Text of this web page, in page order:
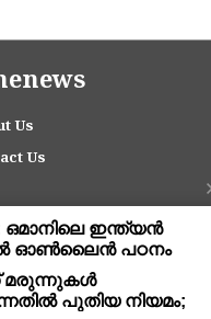
ആശ്വാസവിധി.
Us
Us